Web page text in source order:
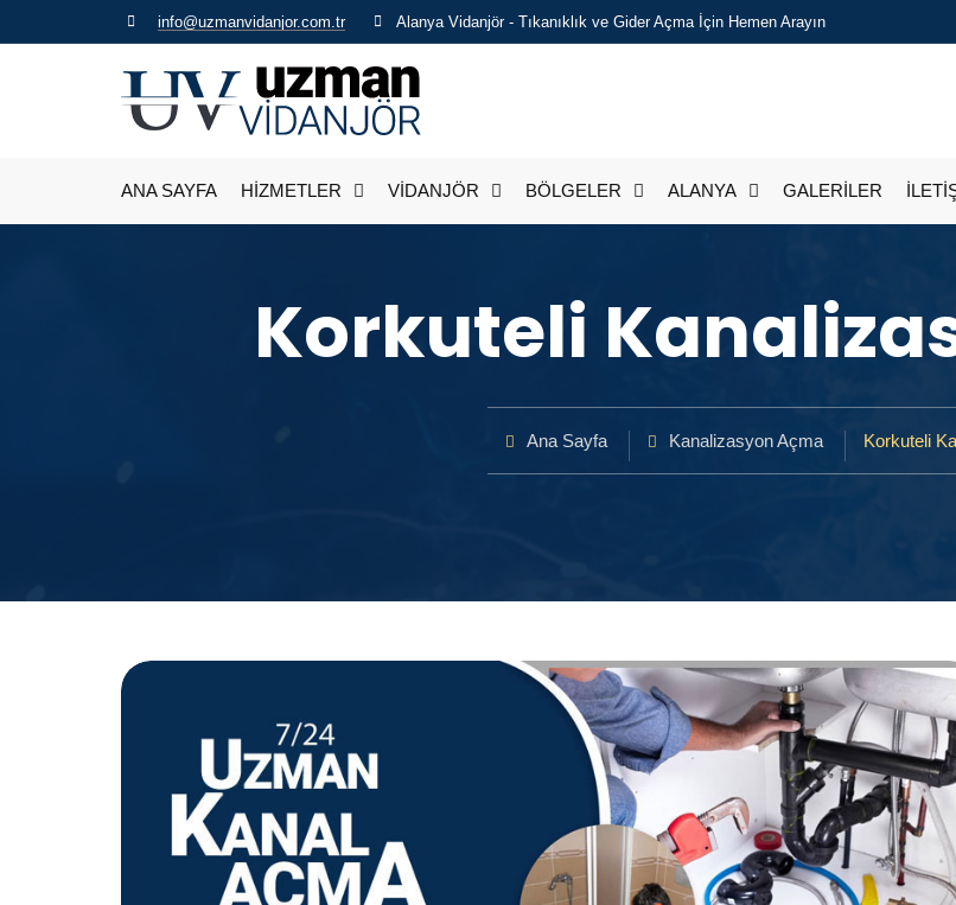
info@uzmanvidanjor.com.tr Alanya Vidanjör - Tıkanıklık ve Gider Açma İçin Hemen Arayın
ANA SAYFA HİZMETLER VİDANJÖR BÖLGELER ALANYA GALERİLER
Korkuteli
Ana Sayfa Kanalizasyon Açma Korkuteli